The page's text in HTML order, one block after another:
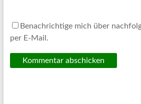
Benachrichtige mich über
per E-Mail.